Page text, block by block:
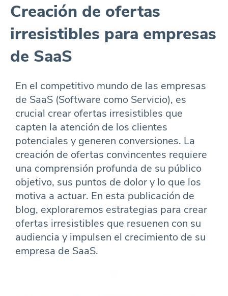
Creación de ofertas
irresistibles para empresas
de SaaS
En el competitivo mundo de las empresas
de SaaS (Software como Servicio), es
crucial crear ofertas irresistibles que
capten la atención de los clientes
potenciales y generen conversiones. La
creación de ofertas convincentes requiere
una comprensión profunda de su público
objetivo, sus puntos de dolor y lo que los
motiva a actuar. En esta publicación de
blog, exploraremos estrategias para crear
ofertas irresistibles que resuenen con su
audiencia y impulsen el crecimiento de su
empresa de SaaS.